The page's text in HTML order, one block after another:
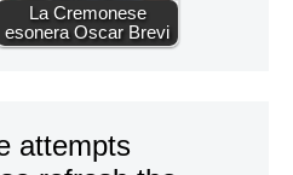
La Cremonese
esonera Oscar Brevi